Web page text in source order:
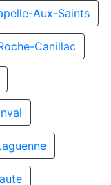
Aux-Saints
Canillac